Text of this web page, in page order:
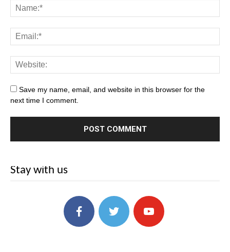
Save my name, email, and website in this browser for the
next time I comment.
Stay with us